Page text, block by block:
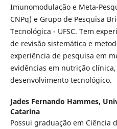
Imunomodulação e Meta-
CNPq) e Grupo de Pesquisa
Tecnológica - UFSC. Tem
de revisão sistemática e
experiência de pesquisa em
evidências em nutrição
desenvolvimento tecnológico.
Jades Fernando Hammes,
Catarina
Possui graduação em Ciência